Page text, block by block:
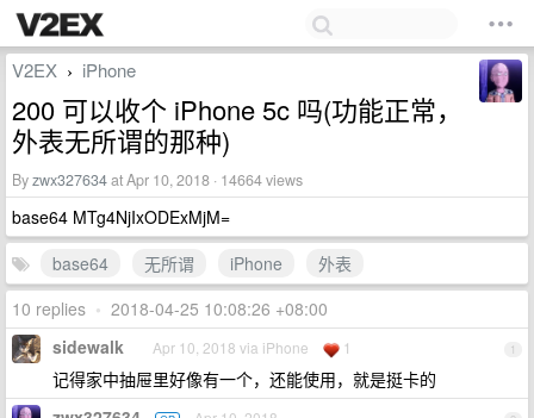
V2EX › iPhone
200 可以收个 iPhone 5c 吗(功能正常，
外表无所谓的那种)
Byzwx327634at Apr 10, 2018 · 14664 views
base64 MTg4NjIxODExMjM=
base64
无所谓 iPhone
外表
10 replies • 2018-04-25 10:08:26 +08:00
1
sidewalk Apr 10, 2018 via iPhone 1
记得家中抽屉里好像有一个，还能使用，就是挺卡的